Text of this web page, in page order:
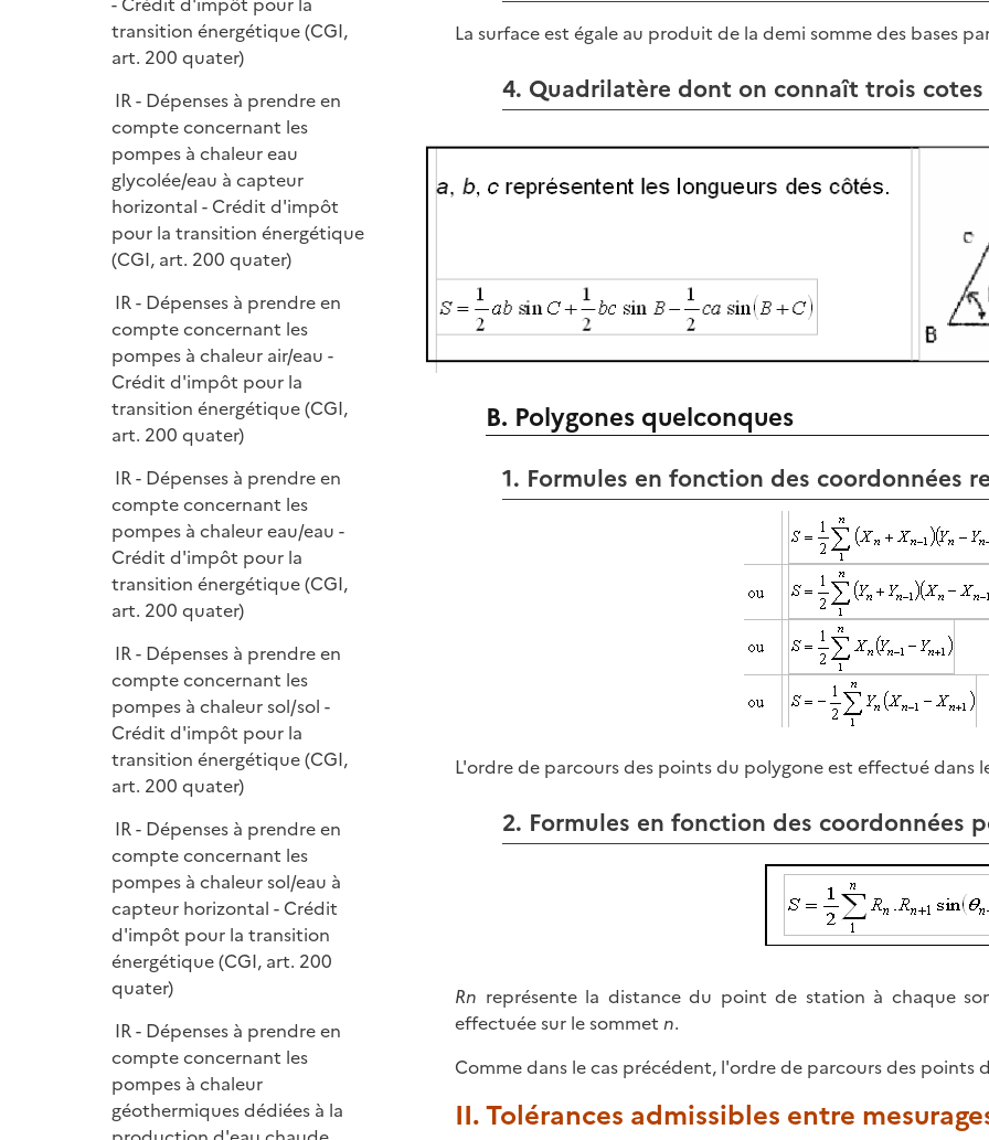
transition énergétique (CGI,
art. 200 quater)
IR - Dépenses à prendre en
compte concernant les
pompes à chaleur eau
glycolée/eau à capteur
horizontal - Crédit d'impôt
pour la transition énergétique
(CGI, art. 200 quater)
IR - Dépenses à prendre en
compte concernant les
pompes à chaleur air/eau -
Crédit d'impôt pour la
transition énergétique (CGI,
art. 200 quater)
IR - Dépenses à prendre en
compte concernant les
pompes à chaleur eau/eau -
Crédit d'impôt pour la
transition énergétique (CGI,
art. 200 quater)
IR - Dépenses à prendre en
compte concernant les
pompes à chaleur sol/sol -
Crédit d'impôt pour la
transition énergétique (CGI,
art. 200 quater)
IR - Dépenses à prendre en
compte concernant les
pompes à chaleur sol/eau à
capteur horizontal - Crédit
d'impôt pour la transition
énergétique (CGI, art. 200
quater)
IR - Dépenses à prendre en
compte concernant les
pompes à chaleur
géothermiques dédiées à la
La surface est égale au produit de la demi somme des bases
4. Quadrilatère dont on connaît trois
B. Polygones quelconques
1. Formules en fonction des coordonnées
L'ordre de parcours des points du polygone est effectué dans
2. Formules en fonction des coordonnées
Rn représente la distance du point de station à chaque
effectuée sur le sommet n.
Comme dans le cas précédent, l'ordre de parcours des points
II. Tolérances admissibles entre